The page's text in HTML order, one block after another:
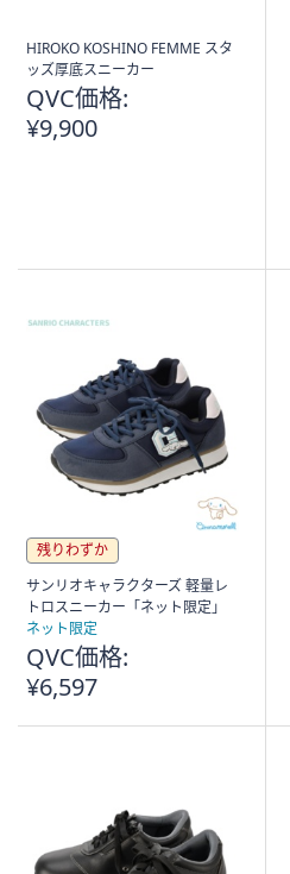
HIROKO KOSHINO FEMME スタ
ッズ厚底スニーカー
QVC価格:
¥9,900
残りわずか
サンリオキャラクターズ 軽量レ
トロスニーカー「ネット限定」
ネット限定
QVC価格:
¥6,597